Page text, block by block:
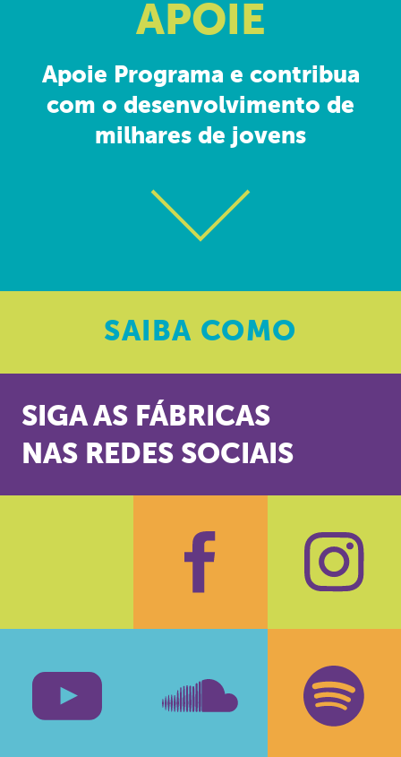
APOIE
Apoie Programa e contribua
com o desenvolvimento de
milhares de jovens
SAIBA COMO
SIGA AS FÁBRICAS
NAS REDES SOCIAIS
Facebook